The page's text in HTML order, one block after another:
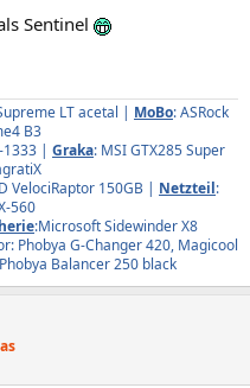
Sentinel
LT acetal | MoBo: ASRock
B3​
1333 | Graka: MSI GTX285 Super
VelociRaptor 150GB | Netzteil:
560​
:Microsoft Sidewinder X8​
Phobya G-Changer 420, Magicool
Balancer 250 black​